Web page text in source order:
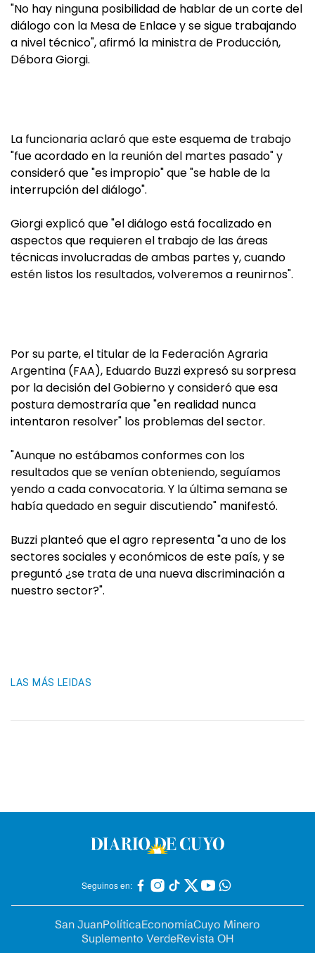
"No hay ninguna posibilidad de hablar de un corte del
diálogo con la Mesa de Enlace y se sigue trabajando
a nivel técnico", afirmó la ministra de Producción,
Débora Giorgi.
La funcionaria aclaró que este esquema de trabajo
"fue acordado en la reunión del martes pasado" y
consideró que "es impropio" que "se hable de la
interrupción del diálogo".
Giorgi explicó que "el diálogo está focalizado en
aspectos que requieren el trabajo de las áreas
técnicas involucradas de ambas partes y, cuando
estén listos los resultados, volveremos a reunirnos".
Por su parte, el titular de la Federación Agraria
Argentina (FAA), Eduardo Buzzi expresó su sorpresa
por la decisión del Gobierno y consideró que esa
postura demostraría que "en realidad nunca
intentaron resolver" los problemas del sector.
"Aunque no estábamos conformes con los
resultados que se venían obteniendo, seguíamos
yendo a cada convocatoria. Y la última semana se
había quedado en seguir discutiendo" manifestó.
Buzzi planteó que el agro representa "a uno de los
sectores sociales y económicos de este país, y se
preguntó ¿se trata de una nueva discriminación a
nuestro sector?".
LAS MÁS LEIDAS
Seguinos en:
San JuanPolíticaEconomíaCuyo Minero
Suplemento VerdeRevista OH